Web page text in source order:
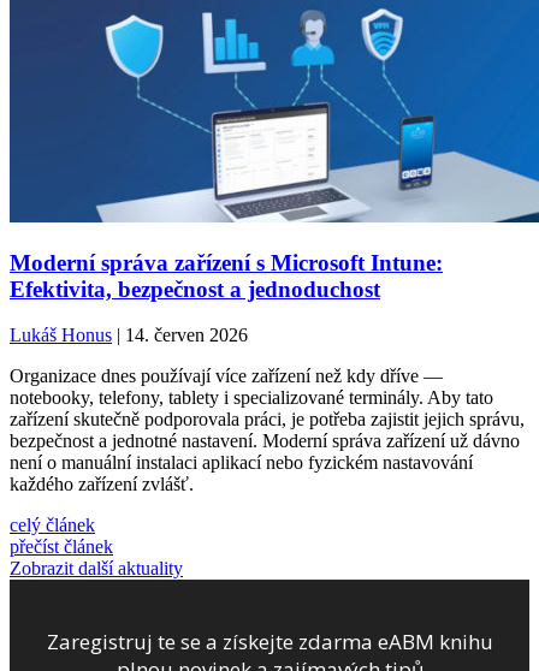
Moderní správa zařízení s Microsoft Intune:
Efektivita, bezpečnost a jednoduchost
Lukáš Honus | 14. červen 2026
Organizace dnes používají více zařízení než kdy dříve —
notebooky, telefony, tablety i specializované terminály. Aby tato
zařízení skutečně podporovala práci, je potřeba zajistit jejich správu,
bezpečnost a jednotné nastavení. Moderní správa zařízení už dávno
není o manuální instalaci aplikací nebo fyzickém nastavování
každého zařízení zvlášť.
celý článek
přečíst článek
Zobrazit další aktuality
Zaregistruj te se a získejte zdarma eABM knihu